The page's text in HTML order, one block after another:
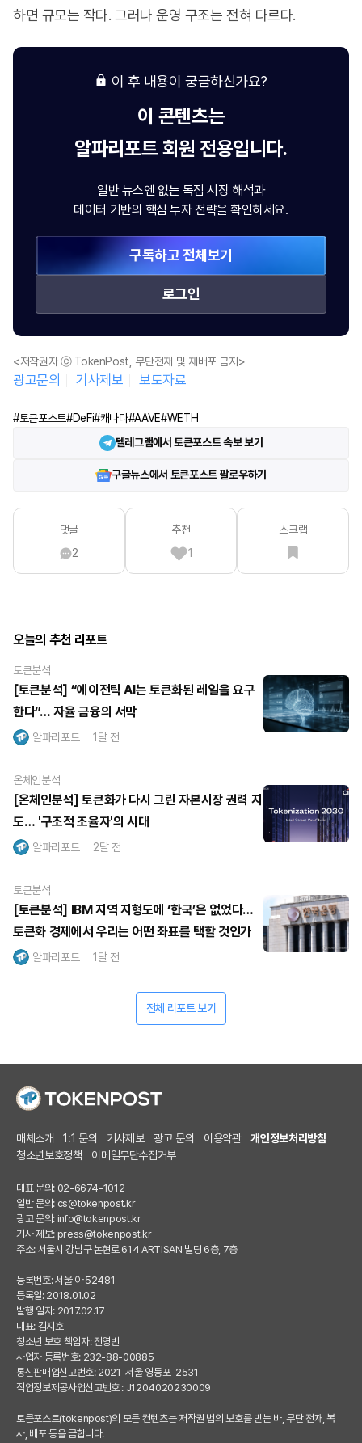
하면 규모는 작다. 그러나 운영 구조는 전혀 다르다.
이 후 내용이 궁금하신가요?
이 콘텐츠는
알파리포트 회원 전용입니다.
일반 뉴스엔 없는 독점 시장 해석과
데이터 기반의 핵심 투자 전략을 확인하세요.
구독하고 전체보기
로그인
<저작권자 ⓒ TokenPost, 무단전재 및 재배포 금지>
광고문의 기사제보 보도자료
#토큰포스트#DeFi#캐나다#AAVE#WETH
텔레그램에서 토큰포스트 속보 보기
구글뉴스에서 토큰포스트 팔로우하기
댓글
2
추천
1
스크랩
오늘의 추천 리포트
토큰분석
[토큰분석] “에이전틱 AI는 토큰화된 레일을 요구
한다”… 자율 금융의 서막
알파리포트 1달 전
온체인분석
[온체인분석] 토큰화가 다시 그린 자본시장 권력 지
도… '구조적 조율자'의 시대
알파리포트 2달 전
토큰분석
[토큰분석] IBM 지역 지형도에 ‘한국’은 없었다…
토큰화 경제에서 우리는 어떤 좌표를 택할 것인가
알파리포트 1달 전
전체 리포트 보기
매체소개 1:1 문의 기사제보 광고 문의 이용약관
개인정보처리방침
청소년보호정책
이메일무단수집거부
대표 문의: 02-6674-1012
일반 문의: cs@tokenpost.kr
광고 문의: info@tokenpost.kr
기사 제보: press@tokenpost.kr
주소: 서울시 강남구 논현로 614 ARTISAN 빌딩 6층, 7층
등록번호: 서울 아 52481
등록일: 2018.01.02
발행 일자: 2017.02.17
대표: 김지호
청소년 보호 책임자: 전영빈
사업자 등록번호: 232-88-00885
통신판매업신고번호: 2021-서울 영등포-2531
직업정보제공사업신고번호 : J1204020230009
토큰포스트(tokenpost)의 모든 컨텐츠는 저작권 법의 보호를 받는 바, 무단 전재, 복
사, 배포 등을 금합니다.